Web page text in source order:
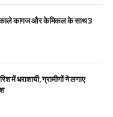
काले कागज और केमिकल के साथ 3
में धराशायी, ग्रामीणों ने लगाए